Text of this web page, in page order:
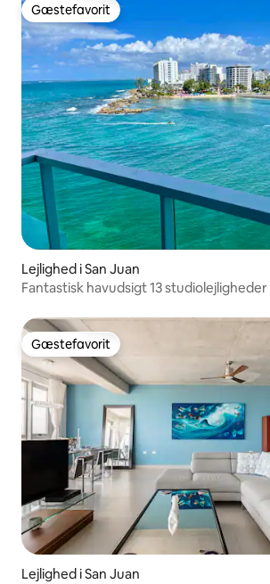
Gæstefavorit
Gæstefavorit
Lejlighed i San Juan
Fantastisk havudsigt 13
Gæstefavorit
Gæstefavorit
Lejlighed i San Juan